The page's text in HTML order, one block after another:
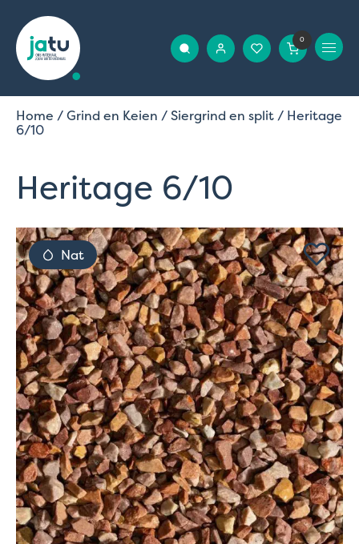
0
Home /Grind en Keien /Siergrind en split/ Heritage
6/10
Heritage 6/10
Nat